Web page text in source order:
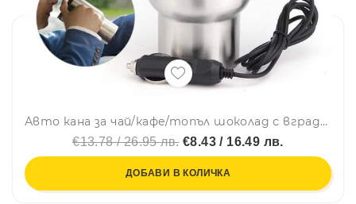
Авто кана за чай/кафе/топъл шоколад с вграден нагревател
€13.78 / 26.95 лв.€8.43 / 16.49 лв.
ДОБАВИ В КОЛИЧКА